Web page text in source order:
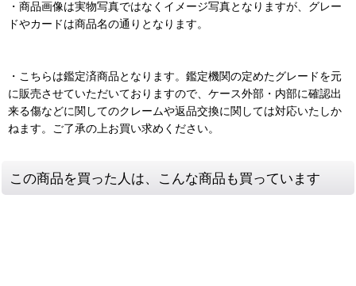
・商品画像は実物写真ではなくイメージ写真となりますが、グレー
ドやカードは商品名の通りとなります。
・こちらは鑑定済商品となります。鑑定機関の定めたグレードを元
に販売させていただいておりますので、ケース外部・内部に確認出
来る傷などに関してのクレームや返品交換に関しては対応いたしか
ねます。ご了承の上お買い求めください。
この商品を買った人は、こんな商品も買っています